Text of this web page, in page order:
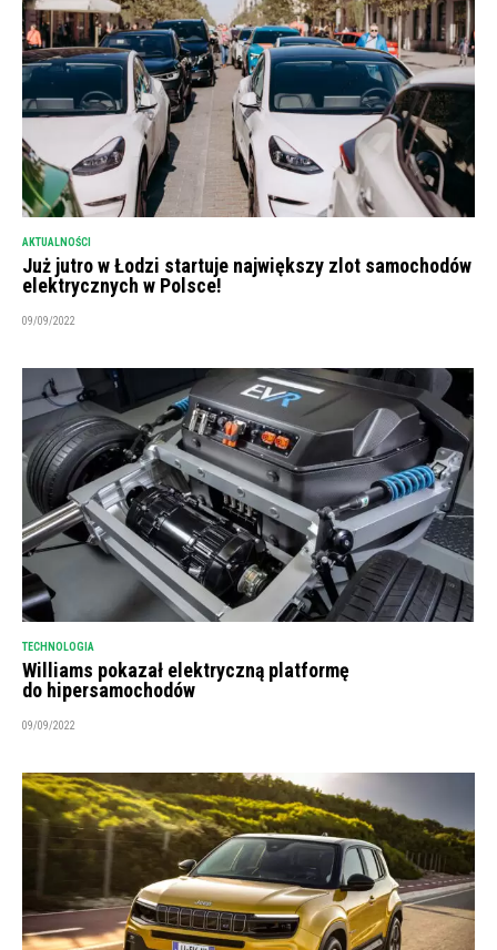
AKTUALNOŚCI
Już jutro w Łodzi startuje największy zlot samochodów
elektrycznych w Polsce!
09/09/2022
TECHNOLOGIA
Williams pokazał elektryczną platformę
do hipersamochodów
09/09/2022